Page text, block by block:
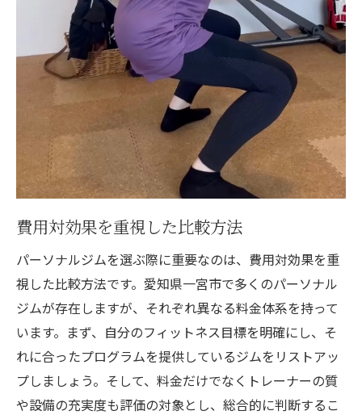
費用対効果を重視した比較方法
パーソナルジムを選ぶ際に重要なのは、費用対効果を重
視した比較方法です。愛知県一宮市で多くのパーソナル
ジムが存在しますが、それぞれ異なる料金体系を持って
います。まず、自分のフィットネス目標を明確にし、そ
れに合ったプログラムを提供しているジムをリストアッ
プしましょう。そして、料金だけでなくトレーナーの質
や設備の充実度も評価の対象とし、総合的に判断するこ